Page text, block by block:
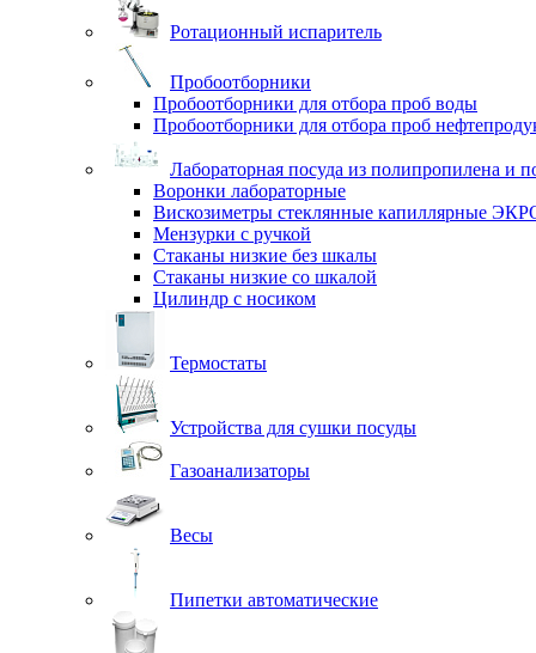
Ротационный испаритель
Пробоотборники
Пробоотборники для отбора проб воды
Пробоотборники для отбора проб
Лабораторная посуда из полипропилена и
Воронки лабораторные
Вискозиметры стеклянные капиллярные
Мензурки с ручкой
Стаканы низкие без шкалы
Стаканы низкие со шкалой
Цилиндр с носиком
Термостаты
Устройства для сушки посуды
Газоанализаторы
Весы
Пипетки автоматические